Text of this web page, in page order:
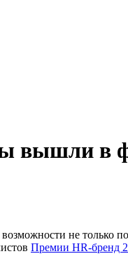
вышли в
не только
Премии HR-бренд